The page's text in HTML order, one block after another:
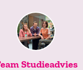
Studieadvies